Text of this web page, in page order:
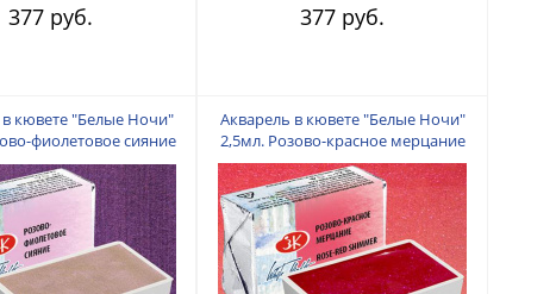
377 руб. 377 руб.
кювете "Белые Ночи"
фиолетовое сияние
Акварель в кювете "Белые Ночи"
2,5мл. Розово-красное мерцание